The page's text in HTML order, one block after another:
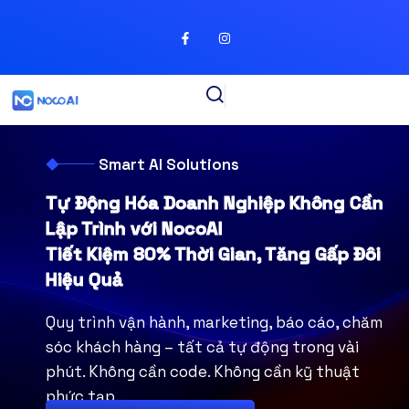
Smart AI Solutions
Tự Động Hóa Doanh Nghiệp Không Cần
Lập Trình với NocoAI
Tiết Kiệm 80% Thời Gian, Tăng Gấp Đôi
Hiệu Quả
Quy trình vận hành, marketing, báo cáo, chăm
sóc khách hàng – tất cả tự động trong vài
phút. Không cần code. Không cần kỹ thuật
phức tạp.